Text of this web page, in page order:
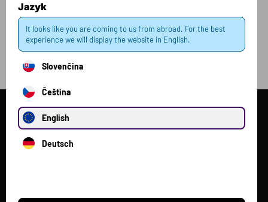
Filter 1 zvolený
Voxberg
Proteíny
Pomoc
Jazyk
It looks like you are coming to us from abroad. For the best
experience we will display the website in English.
Slovenčina
Čeština
English
Deutsch